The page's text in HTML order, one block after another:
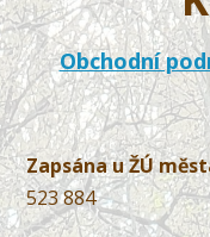
Obchodní
Zapsána u ŽÚ
523 884